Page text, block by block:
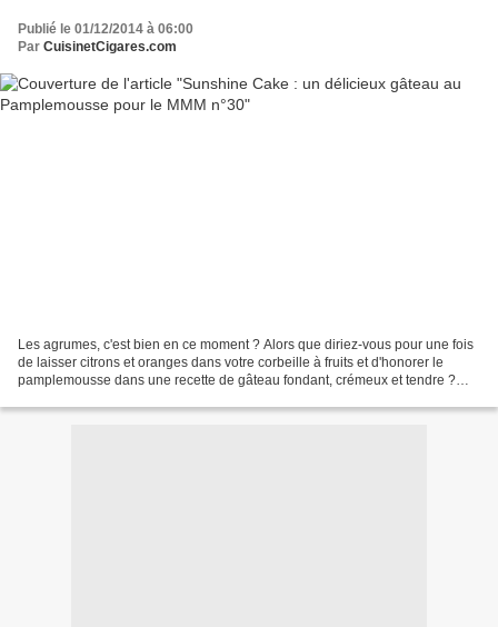
Publié le 01/12/2014 à 06:00
Par CuisinetCigares.com
Les agrumes, c'est bien en ce moment ? Alors que diriez-vous pour une fois
de laisser citrons et oranges dans votre corbeille à fruits et d'honorer le
pamplemousse dans une recette de gâteau fondant, crémeux et tendre ?